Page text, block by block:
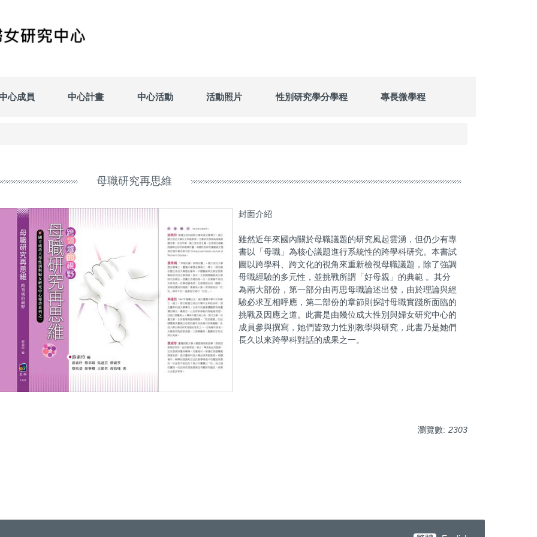
心成員 中心計畫 中心活動 活動照片 性別研究學分學程 專長微學程
母職研究再思維
封面介紹
雖然近年來國內關於母職議題的研究風起雲湧，但仍少有專
書以「母職」為核心議題進行系統性的跨學科研究。本書試
圖以跨學科、跨文化的視角來重新檢視母職議題，除了強調
母職經驗的多元性，並挑戰所謂「好母親」的典範 。其分
為兩大部份，第一部分由再思母職論述出發，由於理論與經
驗必求互相呼應，第二部份的章節則探討母職實踐所面臨的
挑戰及因應之道。此書是由幾位成大性別與婦女研究中心的
成員參與撰寫，她們皆致力性別教學與研究，此書乃是她們
長久以來跨學科對話的成果之一。
瀏覽數: 2303